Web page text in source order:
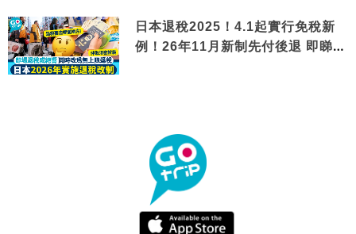
日本退稅2025！4.1起實行免稅新
例！26年11月新制先付後退 即睇步